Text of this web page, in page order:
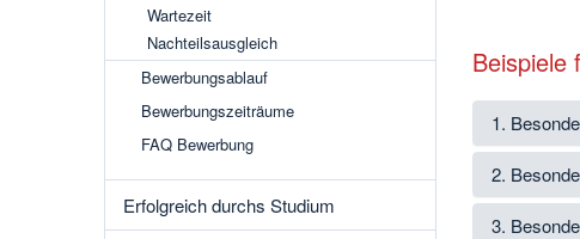
Wartezeit
Nachteilsausgleich
Bewerbungsablauf
Bewerbungszeiträume
FAQ Bewerbung
Erfolgreich durchs Studium
Beispiele
1.
2.
3.